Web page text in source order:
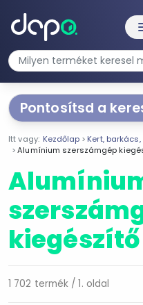
Pontosítsd a
Segítünk a
Válaszd ki a
Termékjellemzők
Fémfúró
Fúrószár
Készlet
Vágótárcsa
Itt vagy: Kezdőlap Kert,
Alumínium szerszámgép
kiegészítő
1 702 termék / 1. oldal